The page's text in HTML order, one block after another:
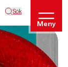
Sök
Meny